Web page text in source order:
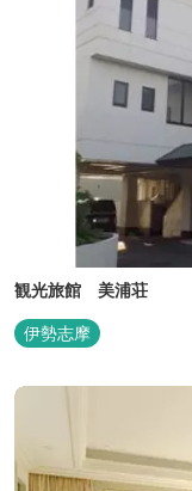
観光旅館 美浦荘
伊勢志摩